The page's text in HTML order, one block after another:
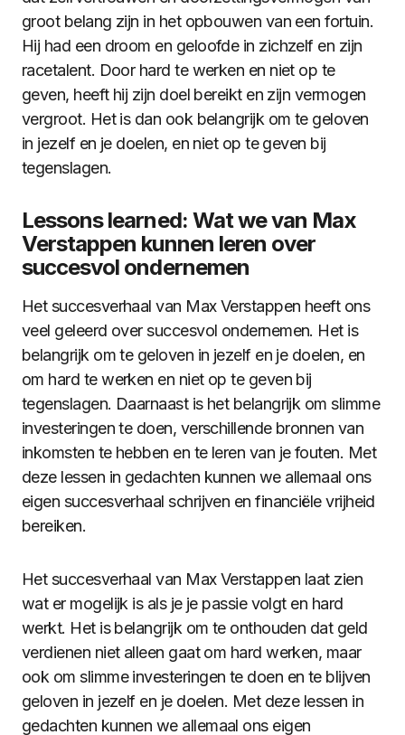
groot belang zijn in het opbouwen van een fortuin.
Hij had een droom en geloofde in zichzelf en zijn
racetalent. Door hard te werken en niet op te
geven, heeft hij zijn doel bereikt en zijn vermogen
vergroot. Het is dan ook belangrijk om te geloven
in jezelf en je doelen, en niet op te geven bij
tegenslagen.
Lessons learned: Wat we van Max
Verstappen kunnen leren over
succesvol ondernemen
Het succesverhaal van Max Verstappen heeft ons
veel geleerd over succesvol ondernemen. Het is
belangrijk om te geloven in jezelf en je doelen, en
om hard te werken en niet op te geven bij
tegenslagen. Daarnaast is het belangrijk om slimme
investeringen te doen, verschillende bronnen van
inkomsten te hebben en te leren van je fouten. Met
deze lessen in gedachten kunnen we allemaal ons
eigen succesverhaal schrijven en financiële vrijheid
bereiken.
Het succesverhaal van Max Verstappen laat zien
wat er mogelijk is als je je passie volgt en hard
werkt. Het is belangrijk om te onthouden dat geld
verdienen niet alleen gaat om hard werken, maar
ook om slimme investeringen te doen en te blijven
geloven in jezelf en je doelen. Met deze lessen in
gedachten kunnen we allemaal ons eigen